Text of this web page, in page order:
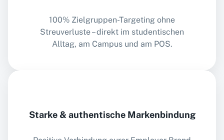
100% Zielgruppen-Targeting ohne
Streuverluste – direkt im studentischen
Alltag, am Campus und am POS.
Starke & authentische Markenbindung